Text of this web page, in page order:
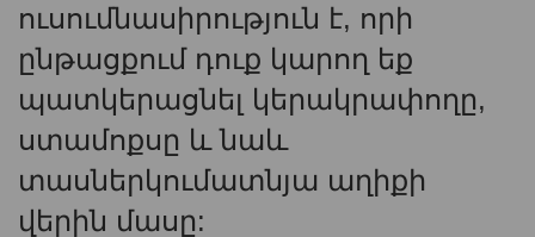
ուսումնասիրություն է, որի
ընթացքում դուք կարող եք
պատկերացնել կերակրափողը,
ստամոքսը և նաև
տասներկումատնյա աղիքի
վերին մասը: